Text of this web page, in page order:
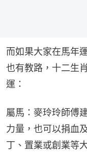
而如果大家在馬年
也有教路，十二生
運：
屬馬：麥玲玲師傅
力量，也可以捐血
丁、置業或創業等